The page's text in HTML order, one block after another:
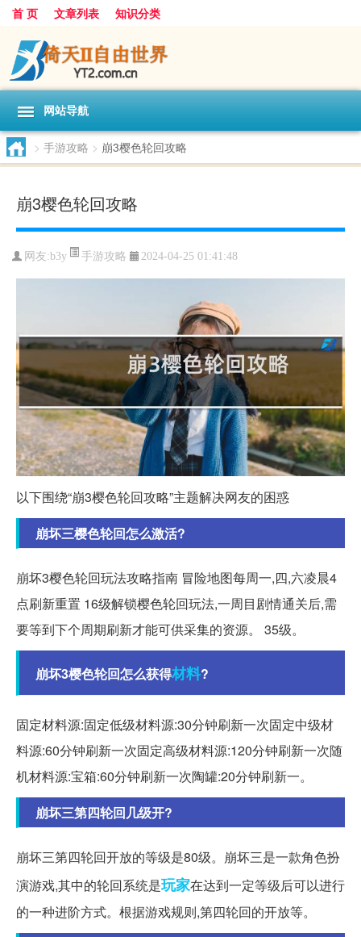
首 页 文章列表 知识分类
网站导航
> 手游攻略 > 崩3樱色轮回攻略
崩3樱色轮回攻略
网友:b3y 手游攻略 2024-04-25 01:41:48
以下围绕“崩3樱色轮回攻略”主题解决网友的困惑
崩坏三樱色轮回怎么激活?
崩坏3樱色轮回玩法攻略指南 冒险地图每周一,四,六凌晨4
点刷新重置 16级解锁樱色轮回玩法,一周目剧情通关后,需
要等到下个周期刷新才能可供采集的资源。 35级。
崩坏3樱色轮回怎么获得材料?
固定材料源:固定低级材料源:30分钟刷新一次固定中级材
料源:60分钟刷新一次固定高级材料源:120分钟刷新一次随
机材料源:宝箱:60分钟刷新一次陶罐:20分钟刷新一。
崩坏三第四轮回几级开?
崩坏三第四轮回开放的等级是80级。崩坏三是一款角色扮
演游戏,其中的轮回系统是玩家在达到一定等级后可以进行
的一种进阶方式。根据游戏规则,第四轮回的开放等。